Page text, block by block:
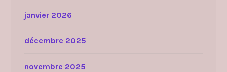
janvier 2026
décembre 2025
novembre 2025